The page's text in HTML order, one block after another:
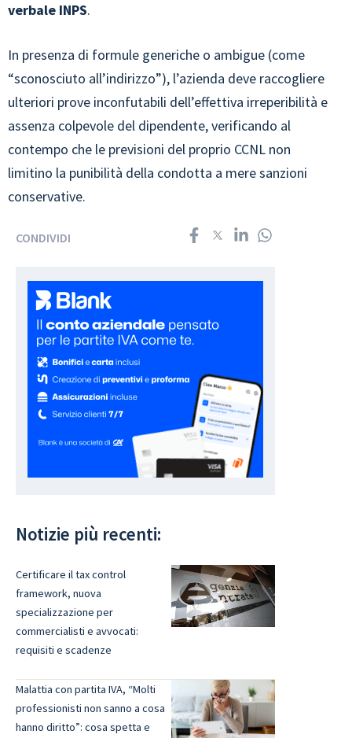
verbale INPS.
In presenza di formule generiche o ambigue (come
“sconosciuto all’indirizzo”), l’azienda deve raccogliere
ulteriori prove inconfutabili dell’effettiva irreperibilità e
assenza colpevole del dipendente, verificando al
contempo che le previsioni del proprio CCNL non
limitino la punibilità della condotta a mere sanzioni
conservative.
CONDIVIDI
Notizie più recenti:
Certificare il tax control
framework, nuova
specializzazione per
commercialisti e avvocati:
requisiti e scadenze
Malattia con partita IVA, “Molti
professionisti non sanno a cosa
hanno diritto”: cosa spetta e